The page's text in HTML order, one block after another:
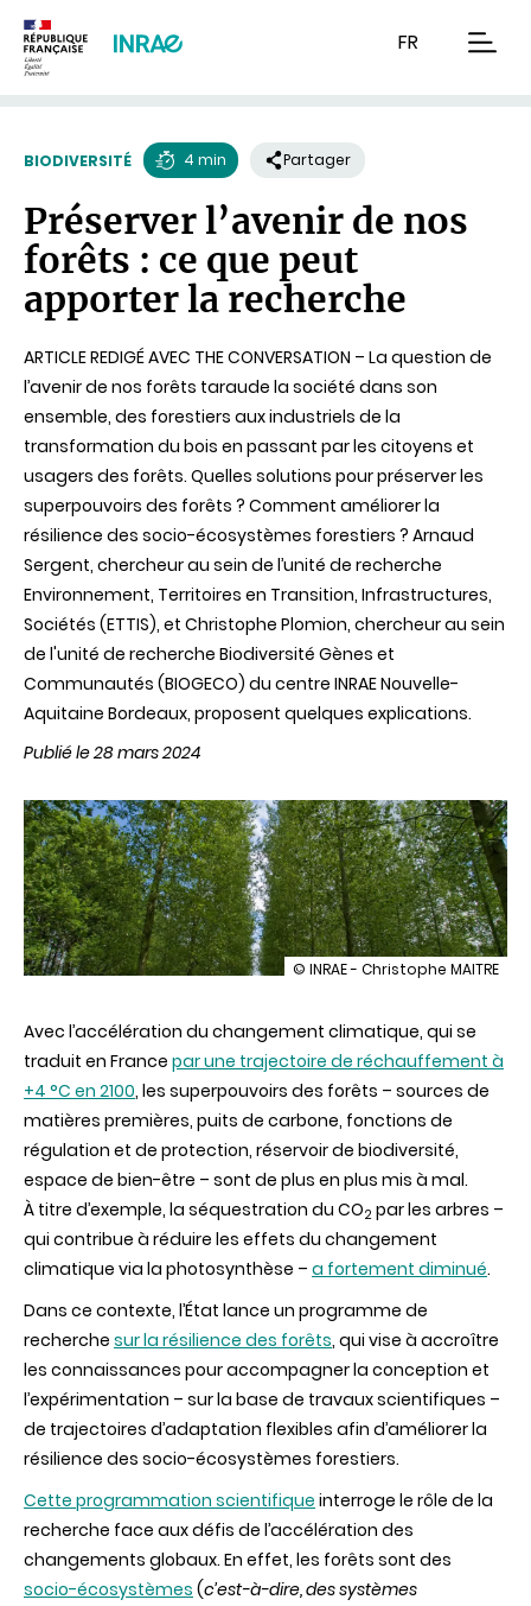
FR
BIODIVERSITÉ
de
lecture
4 min Partager
Préserver l’avenir de nos
forêts : ce que peut
apporter la recherche
ARTICLE REDIGÉ AVEC THE CONVERSATION – La question de
l’avenir de nos forêts taraude la société dans son
ensemble, des forestiers aux industriels de la
transformation du bois en passant par les citoyens et
usagers des forêts. Quelles solutions pour préserver les
superpouvoirs des forêts ? Comment améliorer la
résilience des socio-écosystèmes forestiers ? Arnaud
Sergent, chercheur au sein de l’unité de recherche
Environnement, Territoires en Transition, Infrastructures,
Sociétés (ETTIS), et Christophe Plomion, chercheur au sein
de l'unité de recherche Biodiversité Gènes et
Communautés (BIOGECO) du centre INRAE Nouvelle-
Aquitaine Bordeaux, proposent quelques explications.
Publié le 28 mars 2024
illustration
de
nos
forêts
:
ce
que
peut
apporter
la
recherche
© INRAE - Christophe MAITRE
Avec l’accélération du changement climatique, qui se
traduit en France par une trajectoire de réchauffement à
+4 °C en 2100, les superpouvoirs des forêts – sources de
matières premières, puits de carbone, fonctions de
régulation et de protection, réservoir de biodiversité,
espace de bien-être – sont de plus en plus mis à mal.
À titre d’exemple, la séquestration du CO2 par les arbres –
qui contribue à réduire les effets du changement
climatique via la photosynthèse – a fortement diminué.
Dans ce contexte, l’État lance un programme de
recherche sur la résilience des forêts, qui vise à accroître
les connaissances pour accompagner la conception et
l’expérimentation – sur la base de travaux scientifiques –
de trajectoires d’adaptation flexibles afin d’améliorer la
résilience des socio-écosystèmes forestiers.
Cette programmation scientifique interroge le rôle de la
recherche face aux défis de l’accélération des
changements globaux. En effet, les forêts sont des
socio-écosystèmes (c’est-à-dire, des systèmes